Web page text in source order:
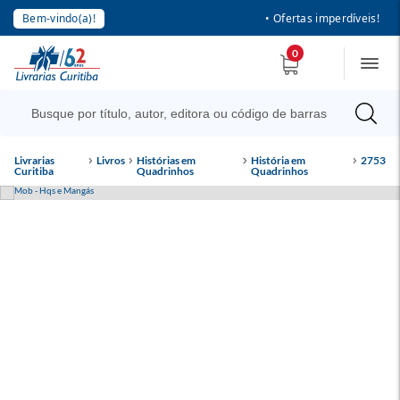
Bem-vindo(a)! • Ofertas imperdíveis!
0
Livrarias
Curitiba
Livros
Histórias em
Quadrinhos
História em
Quadrinhos
2753